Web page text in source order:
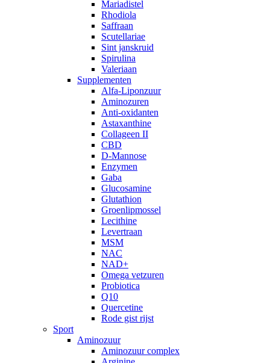
Mariadistel
Rhodiola
Saffraan
Scutellariae
Sint janskruid
Spirulina
Valeriaan
Supplementen
Alfa-Liponzuur
Aminozuren
Anti-oxidanten
Astaxanthine
Collageen II
CBD
D-Mannose
Enzymen
Gaba
Glucosamine
Glutathion
Groenlipmossel
Lecithine
Levertraan
MSM
NAC
NAD+
Omega vetzuren
Probiotica
Q10
Quercetine
Rode gist rijst
Sport
Aminozuur
Aminozuur complex